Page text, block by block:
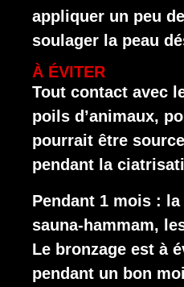
appliquer un peu
soulager la peau
À ÉVITER
Tout contact avec
poils d’animaux,
pourrait être
pendant la
Pendant 1 mois :
sauna-hammam,
Le bronzage est à
pendant un bon